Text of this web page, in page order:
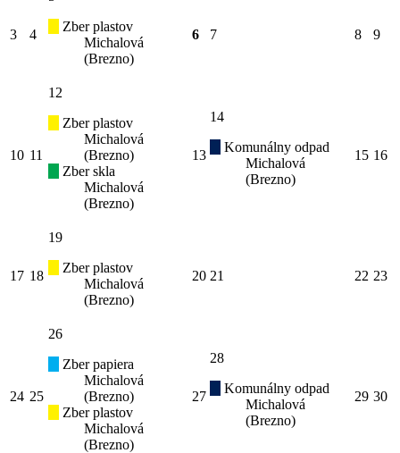
3 4
Zber plastov
Michalová
(Brezno)
6 7 8 9
10 11
12
Zber plastov
Michalová
(Brezno)
Zber skla
Michalová
(Brezno)
13
14
Komunálny odpad
Michalová
(Brezno)
15 16
17 18
19
Zber plastov
Michalová
(Brezno)
20 21 22 23
24 25
26
Zber papiera
Michalová
(Brezno)
Zber plastov
Michalová
(Brezno)
27
28
Komunálny odpad
Michalová
(Brezno)
29 30